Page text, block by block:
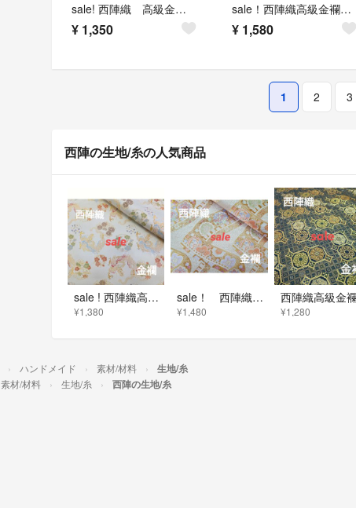
sale! 西陣織 高級金襴生地 舞桜 ピンク/金 KY-331-1
¥ 1,350
sale！西陣織高級金襴生地 花亀甲 紫/金 KY-399-1
¥ 1,580
1 2 3
西陣の生地/糸の人気商品
sale ! 西陣織高級金襴生地 龍華丸紋 白 KY-466-1
¥1,380
sale！ 西陣織 高級金襴生地 舞帯流水 白/金 KY-383-1
¥1,480 ¥1,280
ハンドメイド 素材/材料 生地/糸
素材/材料 生地/糸 西陣の生地/糸